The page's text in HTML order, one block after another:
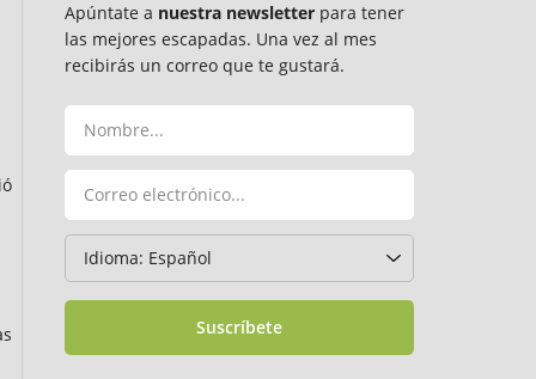
Apúntate a nuestra newsletter para tener
las mejores escapadas. Una vez al mes
recibirás un correo que te gustará.
Suscríbete